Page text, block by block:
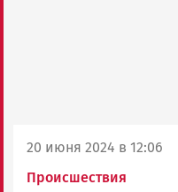
20 июня 2024 в 12:06
Происшествия